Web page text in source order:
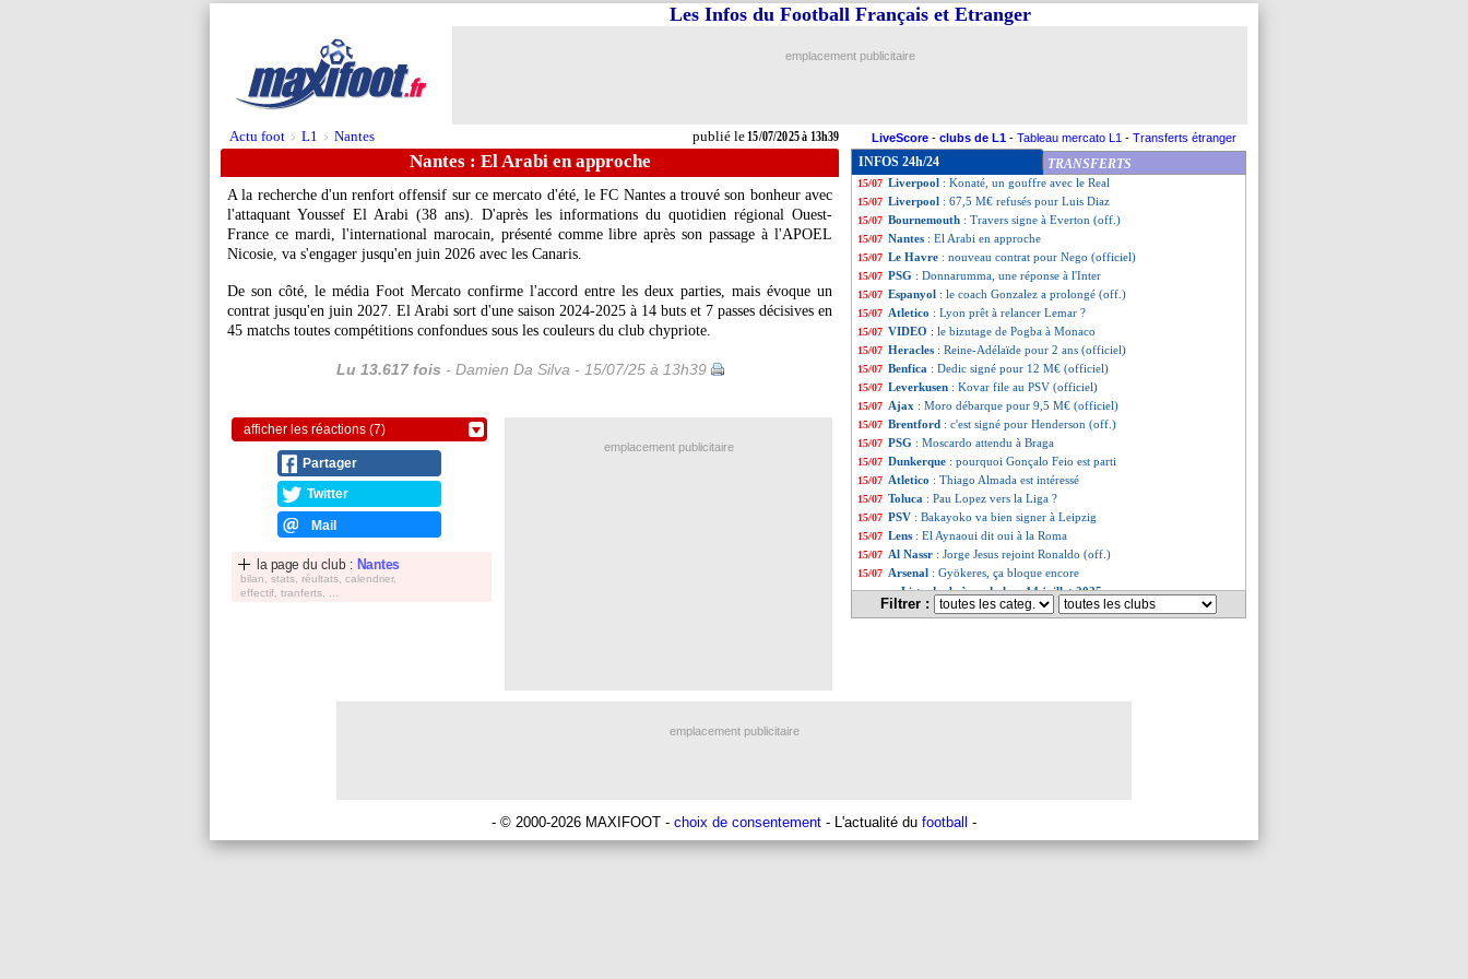
Actu foot > L1 > Nantes publié le15/07/2025 à 13h39
Les Infos du Football Français et Etranger
emplacement publicitaire
LiveScore - clubs de L1 - Tableau mercato L1 - Transferts étranger
Nantes : El Arabi en approche
A la recherche d'un renfort offensif sur ce mercato d'été, le FC Nantes a trouvé son bonheur avec
l'attaquant Youssef El Arabi (38 ans). D'après les informations du quotidien régional Ouest-
France ce mardi, l'international marocain, présenté comme libre après son passage à l'APOEL
Nicosie, va s'engager jusqu'en juin 2026 avec les Canaris.
De son côté, le média Foot Mercato confirme l'accord entre les deux parties, mais évoque un
contrat jusqu'en juin 2027. El Arabi sort d'une saison 2024-2025 à 14 buts et 7 passes décisives en
45 matchs toutes compétitions confondues sous les couleurs du club chypriote.
Lu 13.617 fois - Damien Da Silva - 15/07/25 à 13h39
afficher les réactions (7)
Partager
Twitter
Mail
la page du club : Nantes
bilan, stats, réultats, calendrier,
effectif, tranferts, ...
INFOS 24h/24 TRANSFERTS
15/07 Monaco : Embolo, un intérêt concret de Milan
15/07 Burnley
15/07 OM: le Panathinaïkos pense à Blanco
15/07 Aston Villa : Barrenechea va signer à Benfica
15/07 Liverpool : Konaté, un gouffre avec le Real
15/07 Liverpool : 67,5 M€ refusés pour Luis Diaz
15/07 Bournemouth : Travers signe à Everton (off.)
15/07 Nantes : El Arabi en approche
15/07 Le Havre : nouveau contrat pour Nego (officiel)
15/07 PSG : Donnarumma, une réponse à l'Inter
15/07 Espanyol : le coach Gonzalez a prolongé (off.)
15/07 Atletico : Lyon prêt à relancer Lemar ?
15/07 VIDEO : le bizutage de Pogba à Monaco
15/07 Heracles : Reine-Adélaïde pour 2 ans (officiel)
15/07 Benfica : Dedic signé pour 12 M€ (officiel)
15/07 Leverkusen : Kovar file au PSV (officiel)
15/07 Ajax : Moro débarque pour 9,5 M€ (officiel)
15/07 Brentford : c'est signé pour Henderson (off.)
15/07 PSG : Moscardo attendu à Braga
15/07 Dunkerque : pourquoi Gonçalo Feio est parti
15/07 Atletico : Thiago Almada est intéressé
15/07 Toluca : Pau Lopez vers la Liga ?
15/07 PSV : Bakayoko va bien signer à Leipzig
15/07 Lens : El Aynaoui dit oui à la Roma
15/07 Al Nassr : Jorge Jesus rejoint Ronaldo (off.)
15/07 Arsenal : Gyökeres, ça bloque encore
... Liste des brèves du lun. 14 juillet 2025
Liste des brèves du dim. 13 juillet 2025
Filtrer :
emplacement publicitaire
emplacement publicitaire
- © 2000-2026 MAXIFOOT - choix de consentement - L'actualité du football -